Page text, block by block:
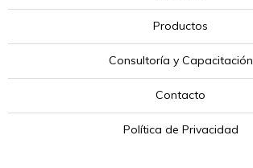
Productos
Consultoría y Capacitación
Contacto
Política de Privacidad